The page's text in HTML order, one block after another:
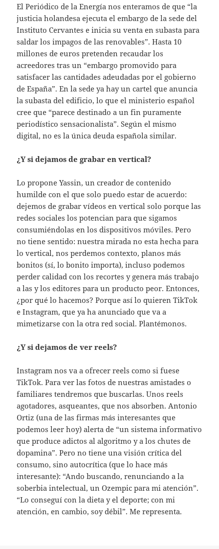
El Periódico de la Energía nos enteramos de que “la
justicia holandesa ejecuta el embargo de la sede del
Instituto Cervantes e inicia su venta en subasta para
saldar los impagos de las renovables”. Hasta 10
millones de euros pretenden recaudar los
acreedores tras un “embargo promovido para
satisfacer las cantidades adeudadas por el gobierno
de España”. En la sede ya hay un cartel que anuncia
la subasta del edificio, lo que el ministerio español
cree que “parece destinado a un fin puramente
periodístico sensacionalista”. Según el mismo
digital, no es la única deuda española similar.
¿Y si dejamos de grabar en vertical?
Lo propone Yassin, un creador de contenido
humilde con el que solo puedo estar de acuerdo:
dejemos de grabar vídeos en vertical solo porque las
redes sociales los potencian para que sigamos
consumiéndolas en los dispositivos móviles. Pero
no tiene sentido: nuestra mirada no esta hecha para
lo vertical, nos perdemos contexto, planos más
bonitos (sí, lo bonito importa), incluso podemos
perder calidad con los recortes y genera más trabajo
a las y los editores para un producto peor. Entonces,
¿por qué lo hacemos? Porque así lo quieren TikTok
e Instagram, que ya ha anunciado que va a
mimetizarse con la otra red social. Plantémonos.
¿Y si dejamos de ver reels?
Instagram nos va a ofrecer reels como si fuese
TikTok. Para ver las fotos de nuestras amistades o
familiares tendremos que buscarlas. Unos reels
agotadores, asqueantes, que nos absorben. Antonio
Ortiz (una de las firmas más interesantes que
podemos leer hoy) alerta de “un sistema informativo
que produce adictos al algoritmo y a los chutes de
dopamina”. Pero no tiene una visión crítica del
consumo, sino autocrítica (que lo hace más
interesante): “Ando buscando, renunciando a la
soberbia intelectual, un Ozempic para mi atención”.
“Lo conseguí con la dieta y el deporte; con mi
atención, en cambio, soy débil”. Me representa.